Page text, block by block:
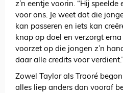
z’n eentje voorin. “Hij
voor ons. Je weet dat die
kan passeren en iets kan
knap op doel en verzorgt
voorzet op die jongen z’n
daar alle credits voor verdient.”
Zowel Taylor als Traoré
alles liep anders dan vooraf